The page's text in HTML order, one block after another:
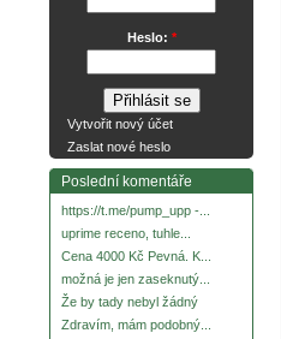
Heslo: *
Vytvořit nový účet
Zaslat nové heslo
Poslední komentáře
https://t.me/pump_upp -...
uprime receno, tuhle...
Cena 4000 Kč Pevná. K...
možná je jen zaseknutý...
Že by tady nebyl žádný
Zdravím, mám podobný...